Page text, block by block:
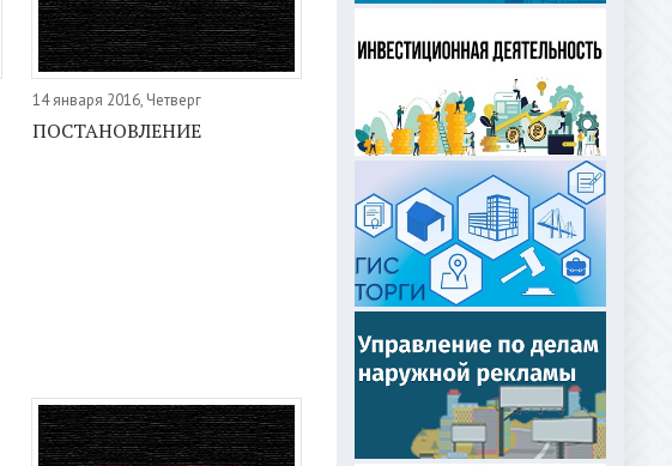
14 января 2016, Четверг
ПОСТАНОВЛЕНИЕ